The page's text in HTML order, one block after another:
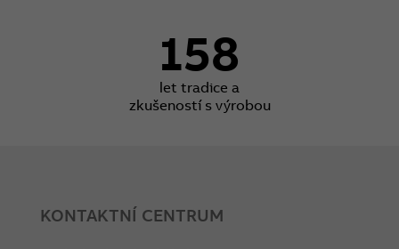
158
let tradice a
zkušeností s výrobou
KONTAKTNÍ CENTRUM